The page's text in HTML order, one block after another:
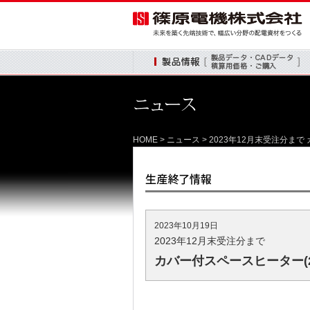
HOME > ニュース > 2023年12月末受注分まで
2023年10月19日
2023年12月末受注分まで
カバー付スペースヒータ